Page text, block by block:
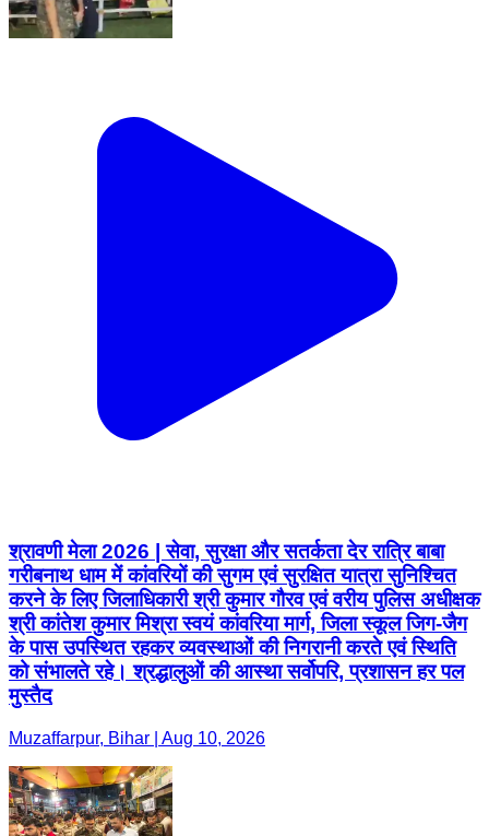
श्रावणी मेला 2026 | सेवा, सुरक्षा और सतर्कता देर रात्रि बाबा
गरीबनाथ धाम में कांवरियों की सुगम एवं सुरक्षित यात्रा सुनिश्चित
करने के लिए जिलाधिकारी श्री कुमार गौरव एवं वरीय पुलिस अधीक्षक
श्री कांतेश कुमार मिश्रा स्वयं कांवरिया मार्ग, जिला स्कूल जिग-जैग
के पास उपस्थित रहकर व्यवस्थाओं की निगरानी करते एवं स्थिति
को संभालते रहे। श्रद्धालुओं की आस्था सर्वोपरि, प्रशासन हर पल
मुस्तैद
Muzaffarpur, Bihar | Aug 10, 2026